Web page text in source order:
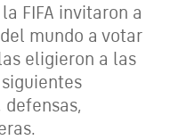
FIFA invitaron a
mundo a votar
eligieron a las